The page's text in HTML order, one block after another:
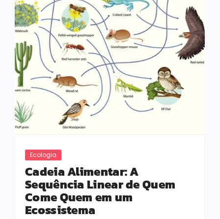
Ecologia
Cadeia Alimentar: A
Sequência Linear de Quem
Come Quem em um
Ecossistema